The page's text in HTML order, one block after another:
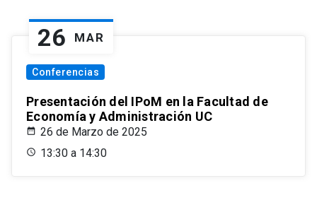
26 MAR
Conferencias
Presentación del IPoM en la Facultad de
Economía y Administración UC
26 de Marzo de 2025
13:30 a 14:30